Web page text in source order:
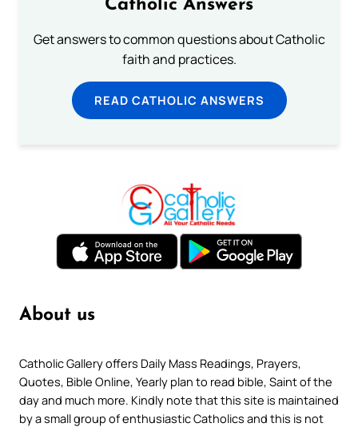
Catholic Answers
Get answers to common questions about Catholic
faith and practices.
READ CATHOLIC ANSWERS
About us
Catholic Gallery offers Daily Mass Readings, Prayers,
Quotes, Bible Online, Yearly plan to read bible, Saint of the
day and much more. Kindly note that this site is maintained
by a small group of enthusiastic Catholics and this is not